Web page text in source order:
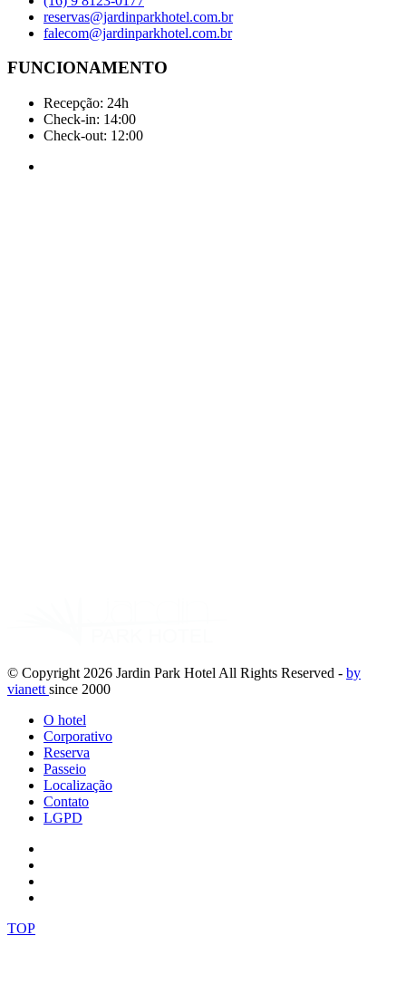
reservas@jardinparkhotel.com.br
falecom@jardinparkhotel.com.br
FUNCIONAMENTO
Recepção: 24h
Check-in: 14:00
Check-out: 12:00
© Copyright 2026 Jardin Park Hotel All Rights Reserved - by
vianett since 2000
O hotel
Corporativo
Reserva
Passeio
Localização
Contato
LGPD
TOP